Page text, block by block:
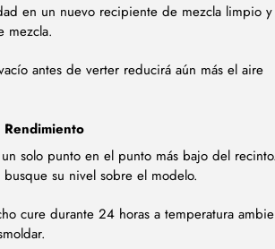
en un nuevo recipiente de mezcla limpio y
mezcla.
antes de verter reducirá aún más el aire
solo punto en el punto más bajo del
su nivel sobre el modelo.
cure durante 24 horas a temperatura